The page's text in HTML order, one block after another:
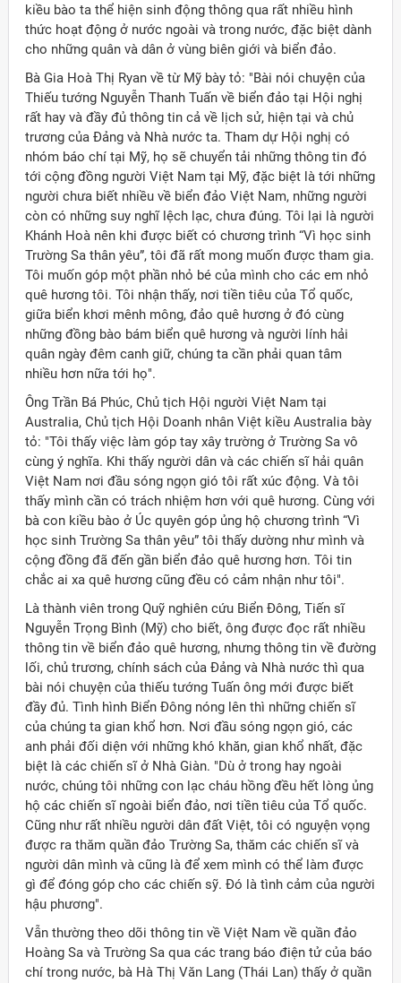
kiều bào ta thể hiện sinh động thông qua rất nhiều hình
thức hoạt động ở nước ngoài và trong nước, đặc biệt dành
cho những quân và dân ở vùng biên giới và biển đảo.
Bà Gia Hoà Thị Ryan về từ Mỹ bày tỏ: "Bài nói chuyện của
Thiếu tướng Nguyễn Thanh Tuấn về biển đảo tại Hội nghị
rất hay và đầy đủ thông tin cả về lịch sử, hiện tại và chủ
trương của Đảng và Nhà nước ta. Tham dự Hội nghị có
nhóm báo chí tại Mỹ, họ sẽ chuyển tải những thông tin đó
tới cộng đồng người Việt Nam tại Mỹ, đặc biệt là tới những
người chưa biết nhiều về biển đảo Việt Nam, những người
còn có những suy nghĩ lệch lạc, chưa đúng. Tôi lại là người
Khánh Hoà nên khi được biết có chương trình “Vì học sinh
Trường Sa thân yêu”, tôi đã rất mong muốn được tham gia.
Tôi muốn góp một phần nhỏ bé của mình cho các em nhỏ
quê hương tôi. Tôi nhận thấy, nơi tiền tiêu của Tổ quốc,
giữa biển khơi mênh mông, đảo quê hương ở đó cùng
những đồng bào bám biển quê hương và người lính hải
quân ngày đêm canh giữ, chúng ta cần phải quan tâm
nhiều hơn nữa tới họ".
Ông Trần Bá Phúc, Chủ tịch Hội người Việt Nam tại
Australia, Chủ tịch Hội Doanh nhân Việt kiều Australia bày
tỏ: "Tôi thấy việc làm góp tay xây trường ở Trường Sa vô
cùng ý nghĩa. Khi thấy người dân và các chiến sĩ hải quân
Việt Nam nơi đầu sóng ngọn gió tôi rất xúc động. Và tôi
thấy mình cần có trách nhiệm hơn với quê hương. Cùng với
bà con kiều bào ở Úc quyên góp ủng hộ chương trình “Vì
học sinh Trường Sa thân yêu” tôi thấy dường như mình và
cộng đồng đã đến gần biển đảo quê hương hơn. Tôi tin
chắc ai xa quê hương cũng đều có cảm nhận như tôi".
Là thành viên trong Quỹ nghiên cứu Biển Đông, Tiến sĩ
Nguyễn Trọng Bình (Mỹ) cho biết, ông được đọc rất nhiều
thông tin về biển đảo quê hương, nhưng thông tin về đường
lối, chủ trương, chính sách của Đảng và Nhà nước thì qua
bài nói chuyện của thiếu tướng Tuấn ông mới được biết
đầy đủ. Tình hình Biển Đông nóng lên thì những chiến sĩ
của chúng ta gian khổ hơn. Nơi đầu sóng ngọn gió, các
anh phải đối diện với những khó khăn, gian khổ nhất, đặc
biệt là các chiến sĩ ở Nhà Giàn. "Dù ở trong hay ngoài
nước, chúng tôi những con lạc cháu hồng đều hết lòng ủng
hộ các chiến sĩ ngoài biển đảo, nơi tiền tiêu của Tổ quốc.
Cũng như rất nhiều người dân đất Việt, tôi có nguyện vọng
được ra thăm quần đảo Trường Sa, thăm các chiến sĩ và
người dân mình và cũng là để xem mình có thể làm được
gì để đóng góp cho các chiến sỹ. Đó là tình cảm của người
hậu phương".
Vẫn thường theo dõi thông tin về Việt Nam về quần đảo
Hoàng Sa và Trường Sa qua các trang báo điện tử của báo
chí trong nước, bà Hà Thị Văn Lang (Thái Lan) thấy ở quần